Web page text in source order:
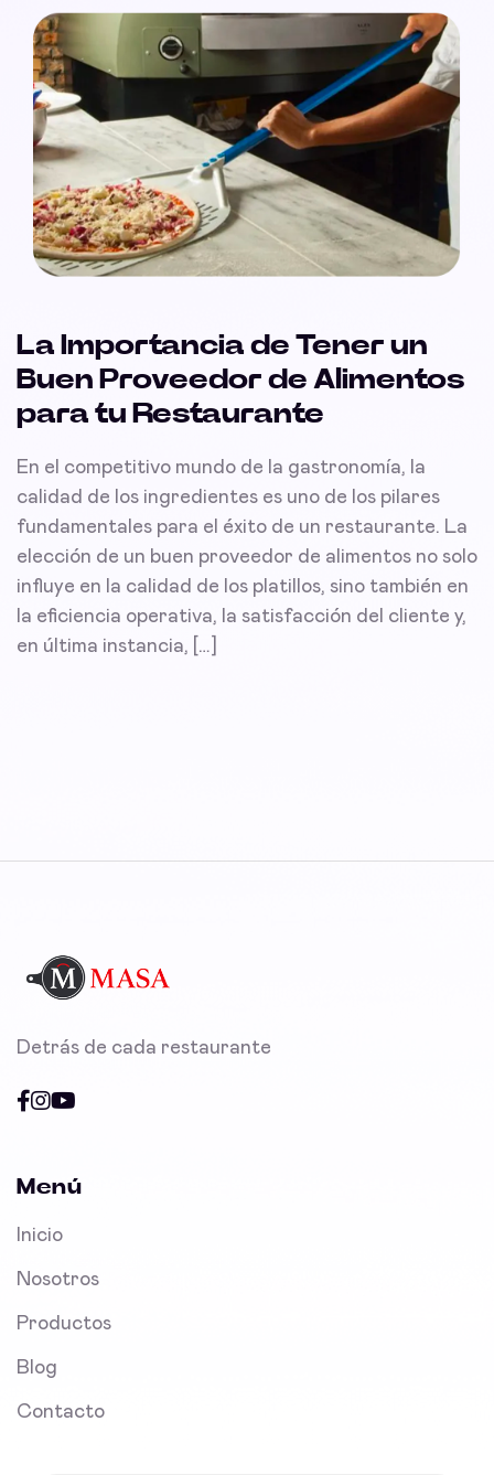
La Importancia de Tener un
Buen Proveedor de Alimentos
para tu Restaurante
En el competitivo mundo de la gastronomía, la
calidad de los ingredientes es uno de los pilares
fundamentales para el éxito de un restaurante. La
elección de un buen proveedor de alimentos no solo
influye en la calidad de los platillos, sino también en
la eficiencia operativa, la satisfacción del cliente y,
en última instancia, […]
Detrás de cada restaurante
Menú
Inicio
Nosotros
Productos
Blog
Contacto